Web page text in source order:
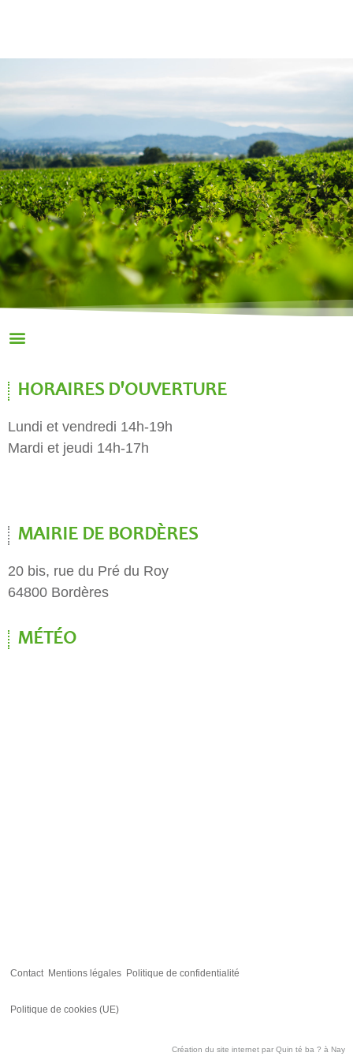
HORAIRES D'OUVERTURE
Lundi et vendredi 14h-19h
Mardi et jeudi 14h-17h
MAIRIE DE BORDÈRES
20 bis, rue du Pré du Roy
64800 Bordères
MÉTÉO
Contact Mentions légales Politique de confidentialité
Politique de cookies (UE)
Création du site internet par Quin té ba ? à Nay